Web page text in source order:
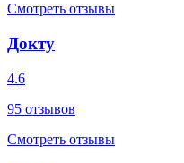
Смотреть отзывы
Докту
4.6
95 отзывов
Смотреть отзывы